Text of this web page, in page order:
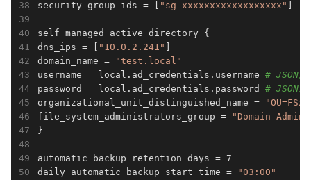
security_group_ids = [
"sg-xxxxxxxxxxxxxxxxxx"
self_managed_active_directory {
dns_ips = [
"10.0.2.241"
domain_name =
"test.local"
username = local.ad_credentials.username # JSONか
password = local.ad_credentials.password # JSONか
organizational_unit_distinguished_name =
file_system_administrators_group =
"Domain
}
automatic_backup_retention_days = 7
daily_automatic_backup_start_time =
"03:00"